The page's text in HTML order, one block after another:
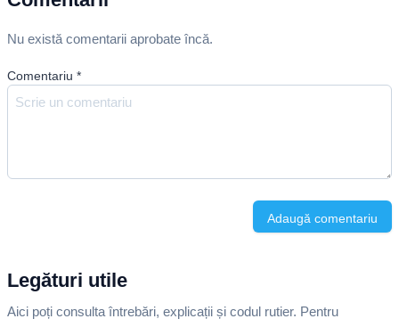
Nu există comentarii aprobate încă.
Comentariu *
Adaugă comentariu
Legături utile
Aici poți consulta întrebări, explicații și codul rutier. Pentru